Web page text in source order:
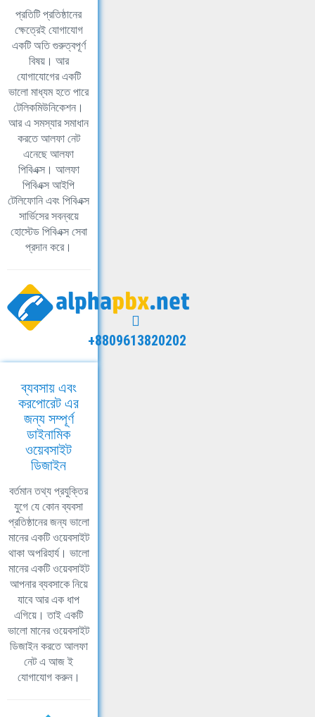
প্রতিটি প্রতিষ্ঠানের
ক্ষেত্রেই যোগাযোগ
একটি অতি গুরুত্বপূর্ণ
বিষয়। আর
যোগাযোগের একটি
ভালো মাধ্যম হতে পারে
টেলিকমিউনিকেশন।
আর এ সমস্যার সমাধান
করতে আলফা নেট
এনেছে আলফা
পিবিএক্স। আলফা
পিবিএক্স আইপি
টেলিফোনি এবং পিবিএক্স
সার্ভিসের সবন্বয়ে
হোস্টেড পিবিএক্স সেবা
প্রদান করে।
+8809613820202
ব্যবসায় এবং
করপোরেট এর
জন্য সম্পূর্ণ
ডাইনামিক
ওয়েবসাইট
ডিজাইন
বর্তমান তথ্য প্রযুক্তির
যুগে যে কোন ব্যবসা
প্রতিষ্ঠানের জন্য ভালো
মানের একটি ওয়েবসাইট
থাকা অপরিহার্য। ভালো
মানের একটি ওয়েবসাইট
আপনার ব্যবসাকে নিয়ে
যাবে আর এক ধাপ
এগিয়ে। তাই একটি
ভালো মানের ওয়েবসাইট
ডিজাইন করতে আলফা
নেট এ আজ ই
যোগাযোগ করুন।